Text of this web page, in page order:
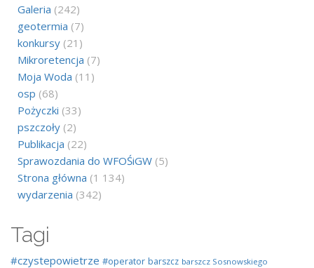
Galeria (242)
geotermia (7)
konkursy (21)
Mikroretencja (7)
Moja Woda (11)
osp (68)
Pożyczki (33)
pszczoły (2)
Publikacja (22)
Sprawozdania do WFOŚiGW (5)
Strona główna (1 134)
wydarzenia (342)
Tagi
#czystepowietrze #operator barszcz barszcz Sosnowskiego